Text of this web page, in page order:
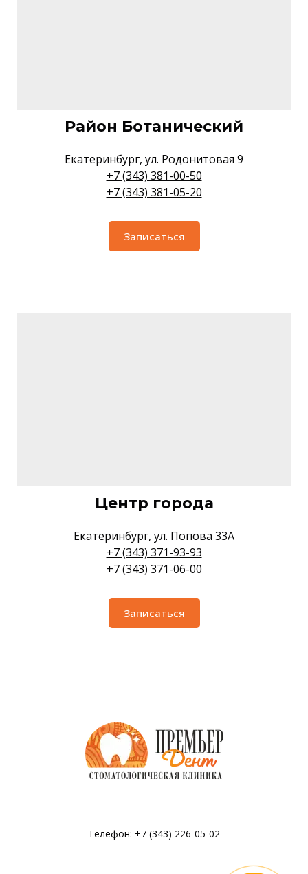
Район Ботанический
Екатеринбург, ул. Родонитовая 9
+7 (343) 381-00-50
+7 (343) 381-05-20
Записаться
Центр города
Екатеринбург, ул. Попова 33А
+7 (343) 371-93-93
+7 (343) 371-06-00
Записаться
Телефон: +7 (343) 226-05-02